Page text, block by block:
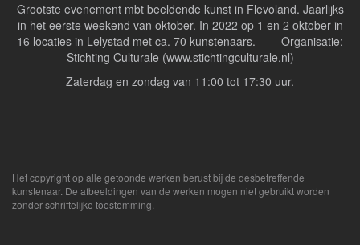
Grootste evenement mbt beeldende kunst in Flevoland. Jaarlijks
in het eerste weekend van oktober. In 2022 op 1 en 2 oktober in
16 locaties in Lelystad met ca. 70 kunstenaars. Organisatie:
Stichting Culturale (www.stichtingculturale.nl)
Zaterdag en zondag van 11:00 tot 17:30 uur.
Het copyright op alle getoonde werken berust bij de desbetreffende
kunstenaar. De afbeeldingen van de werken mogen niet gebruikt worden
zonder schriftelijke toestemming.